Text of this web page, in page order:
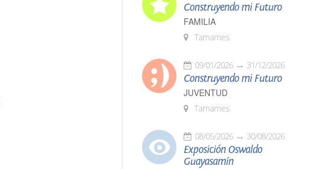
Construyendo mi Futuro
FAMILIA
Tamames
09/01/2026 31/12/2026
Construyendo mi Futuro
JUVENTUD
Tamames
08/05/2026 30/08/2026
Exposición Oswaldo
Guayasamín